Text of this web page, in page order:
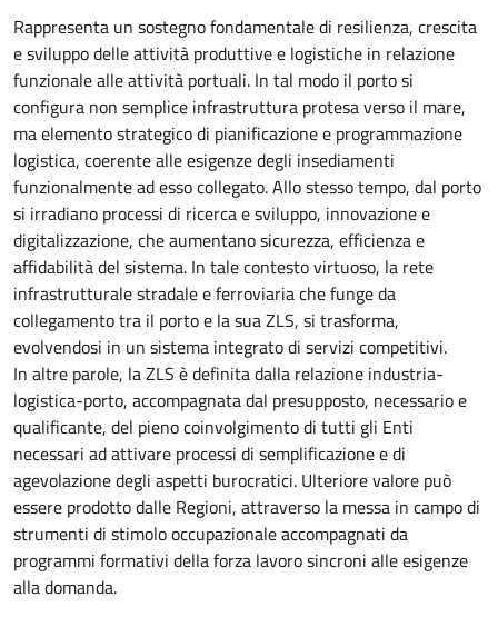
Rappresenta un sostegno fondamentale di resilienza, crescita
e sviluppo delle attività produttive e logistiche in relazione
funzionale alle attività portuali. In tal modo il porto si
configura non semplice infrastruttura protesa verso il mare,
ma elemento strategico di pianificazione e programmazione
logistica, coerente alle esigenze degli insediamenti
funzionalmente ad esso collegato. Allo stesso tempo, dal porto
si irradiano processi di ricerca e sviluppo, innovazione e
digitalizzazione, che aumentano sicurezza, efficienza e
affidabilità del sistema. In tale contesto virtuoso, la rete
infrastrutturale stradale e ferroviaria che funge da
collegamento tra il porto e la sua ZLS, si trasforma,
evolvendosi in un sistema integrato di servizi competitivi.
In altre parole, la ZLS è definita dalla relazione industria-
logistica-porto, accompagnata dal presupposto, necessario e
qualificante, del pieno coinvolgimento di tutti gli Enti
necessari ad attivare processi di semplificazione e di
agevolazione degli aspetti burocratici. Ulteriore valore può
essere prodotto dalle Regioni, attraverso la messa in campo di
strumenti di stimolo occupazionale accompagnati da
programmi formativi della forza lavoro sincroni alle esigenze
alla domanda.